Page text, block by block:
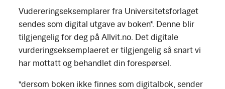
Vudereringseksemplarer fra Universitetsforlaget
sendes som digital utgave av boken*. Denne blir
tilgjengelig for deg på Allvit.no. Det digitale
vurderingseksemplaeret er tilgjengelig så snart vi
har mottatt og behandlet din forespørsel.
*dersom boken ikke finnes som digitalbok, sender